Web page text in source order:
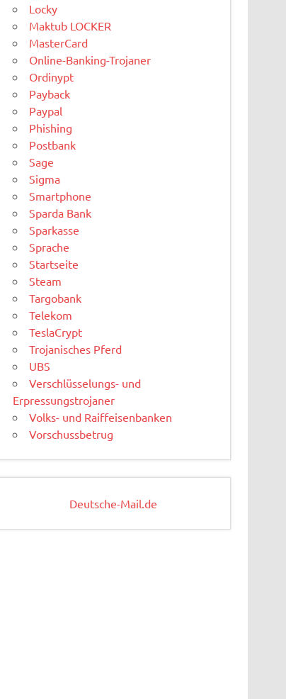
Locky
Maktub LOCKER
MasterCard
Online-Banking-Trojaner
Ordinypt
Payback
Paypal
Phishing
Postbank
Sage
Sigma
Smartphone
Sparda Bank
Sparkasse
Sprache
Startseite
Steam
Targobank
Telekom
TeslaCrypt
Trojanisches Pferd
UBS
Verschlüsselungs- und
Erpressungstrojaner
Volks- und Raiffeisenbanken
Vorschussbetrug
Deutsche-Mail.de